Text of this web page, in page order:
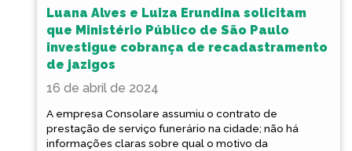
Luana Alves e Luiza Erundina solicitam
que Ministério Público de São Paulo
investigue cobrança de recadastramento
de jazigos
16 de abril de 2024
A empresa Consolare assumiu o contrato de
prestação de serviço funerário na cidade; não há
informações claras sobre qual o motivo da